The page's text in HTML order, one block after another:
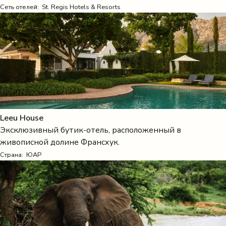
Сеть отелей: St. Regis Hotels & Resorts
Leeu House
Эксклюзивный бутик-отель, расположенный в
живописной долине Франсхук.
Страна: ЮАР